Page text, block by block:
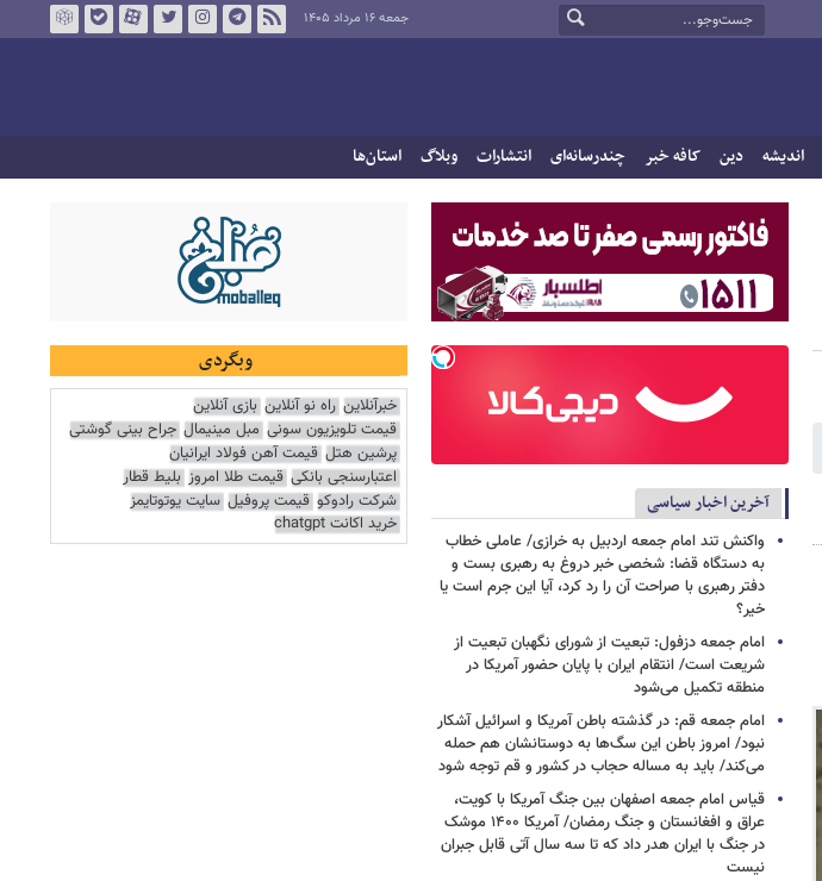
جمعه ۱۶ مرداد ۱۴۰۵
اندیشه دین کافه خبر چندرسانه‌ای انتشارات وبلاگ استان‌ها
آخرین اخبار سیاسی
واکنش تند امام جمعه اردبیل به خرازی/ عاملی خطاب
به دستگاه قضا: شخصی خبر دروغ به رهبری بست و
دفتر رهبری با صراحت آن را رد کرد، آیا این جرم است یا
خیر؟
امام جمعه دزفول: تبعیت از شورای نگهبان تبعیت از
شریعت است/ انتقام ایران با پایان حضور آمریکا در
منطقه تکمیل می‌شود
امام جمعه قم: در گذشته باطن آمریکا و اسرائیل آشکار
نبود/ امروز باطن این سگ‌ها به دوستانشان هم حمله
می‌کند/ باید به مساله حجاب در کشور و قم توجه شود
قیاس امام جمعه اصفهان بین جنگ آمریکا با کویت،
عراق و افغانستان و جنگ رمضان/ آمریکا ۱۴۰۰ موشک
در جنگ با ایران هدر داد که تا سه سال آتی قابل جبران
نیست
وبگردی
خبرآنلاین راه نو آنلاین بازی آنلاین
قیمت تلویزیون سونی مبل مینیمال جراح بینی گوشتی
پرشین هتل قیمت آهن فولاد ایرانیان
اعتبارسنجی بانکی قیمت طلا امروز بلیط قطار
شرکت رادوکو قیمت پروفیل سایت یوتوتایمز
خرید اکانت chatgpt